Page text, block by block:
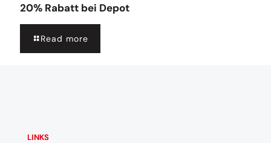
20% Rabatt bei Depot
Read more
LINKS